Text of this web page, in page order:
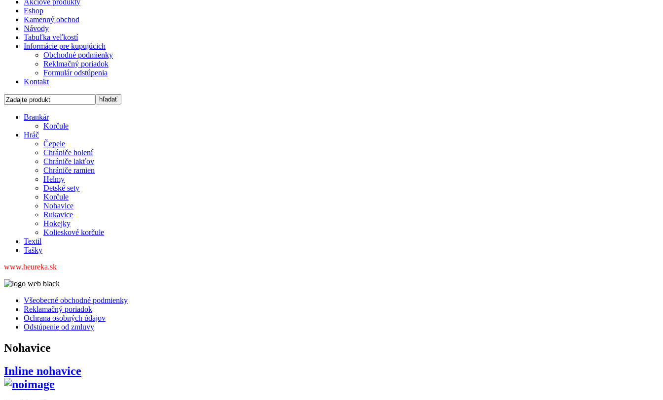
Eshop
Kamenný obchod
Návody
Tabuľka veľkostí
Informácie pre kupujúcich
Obchodné podmienky
Reklmačný poriadok
Formulár odstúpenia
Kontakt
Brankár
Korčule
Hráč
Čepele
Chrániče holení
Chrániče lakťov
Chrániče ramien
Helmy
Detské sety
Korčule
Nohavice
Rukavice
Hokejky
Kolieskové korčule
Textil
Tašky
www.heureka.sk
Všeobecné obchodné podmienky
Reklamačný poriadok
Ochrana osobných údajov
Odstúpenie od zmluvy
Nohavice
Inline nohavice